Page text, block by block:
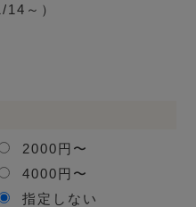
～）
2000円〜
4000円〜
指定しない